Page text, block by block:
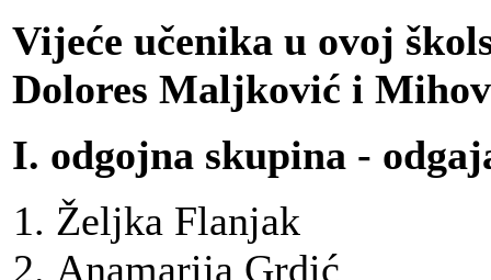
Vijeće učenika u ovoj
Dolores Maljković i
I. odgojna skupina -
Željka Flanjak
Anamarija Grdić